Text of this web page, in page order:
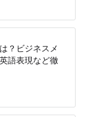
？ビジネスメ
語表現など徹